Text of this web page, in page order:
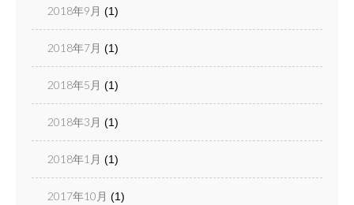
2018年9月 (1)
2018年7月 (1)
2018年5月 (1)
2018年3月 (1)
2018年1月 (1)
2017年10月 (1)